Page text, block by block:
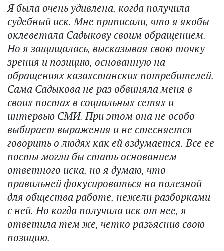
Я была очень удивлена, когда получила
судебный иск. Мне приписали, что я якобы
оклеветала Садыкову своим обращением.
Но я защищалась, высказывая свою точку
зрения и позицию, основанную на
обращениях казахстанских потребителей.
Сама Садыкова не раз обвиняла меня в
своих постах в социальных сетях и
интервью СМИ. При этом она не особо
выбирает выражения и не стесняется
говорить о людях как ей вздумается. Все ее
посты могли бы стать основанием
ответного иска, но я думаю, что
правильней фокусироваться на полезной
для общества работе, нежели разборками
с ней. Но когда получила иск от нее, я
ответила тем же, четко разъяснив свою
позицию.